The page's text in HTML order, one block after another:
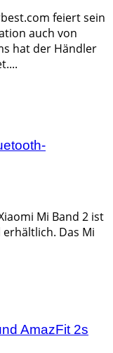
feiert sein
auch von
hat der Händler
Mi Band 2 ist
Das Mi
AmazFit 2s